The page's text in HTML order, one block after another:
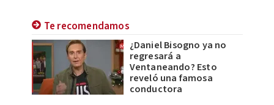
Te recomendamos
¿Daniel Bisogno ya no
regresará a
Ventaneando? Esto
reveló una famosa
conductora